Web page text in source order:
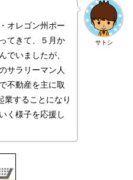
サトシ
オレゴン州ポー
てきて、５月か
でいましたが、
サラリーマン人
不動産を主に取
業することになり
く様子を応援し